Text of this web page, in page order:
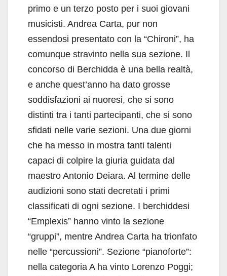
primo e un terzo posto per i suoi giovani
musicisti. Andrea Carta, pur non
essendosi presentato con la “Chironi”, ha
comunque stravinto nella sua sezione. Il
concorso di Berchidda è una bella realtà,
e anche quest’anno ha dato grosse
soddisfazioni ai nuoresi, che si sono
distinti tra i tanti partecipanti, che si sono
sfidati nelle varie sezioni. Una due giorni
che ha messo in mostra tanti talenti
capaci di colpire la giuria guidata dal
maestro Antonio Deiara. Al termine delle
audizioni sono stati decretati i primi
classificati di ogni sezione. I berchiddesi
“Emplexis” hanno vinto la sezione
“gruppi”, mentre Andrea Carta ha trionfato
nelle “percussioni”. Sezione “pianoforte”:
nella categoria A ha vinto Lorenzo Poggi;